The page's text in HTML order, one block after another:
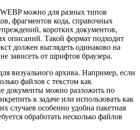
можно для разных типов
фрагментов кода, справочных
коротких документов,
описаний. Такой формат подходит
должен выглядеть одинаково на
зависеть от шрифтов браузера.
визуального архива. Например, если
файлов с текстом как
документы можно разложить по
к задаче или использовать как
случаев особенно удобна пакетная
обработать несколько файлов